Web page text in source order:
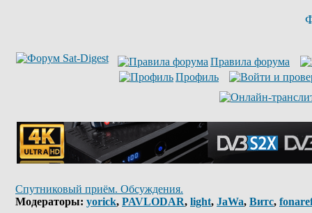
Правила форума
Профиль
Спутниковый приём. Обсуждения.
Модераторы: yorick, PAVLODAR, light, JaWa, Витс,